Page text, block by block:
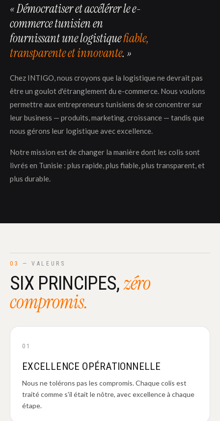
« Démocratiser et accélérer le e-
commerce tunisien en
fournissant une logistiquefiable,
transparente et innovante. »
Chez INTIGO, nous croyons que la logistique ne devrait pas
être un goulot d'étranglement du e-commerce. Nous voulons
permettre aux entrepreneurs tunisiens de se concentrer sur
leur business — produits, marketing, croissance — tandis que
nous gérons leur logistique avec excellence.
Notre mission est de changer la manière dont les colis sont
livrés en Tunisie : plus rapide, plus fiable, plus transparent, et
plus durable.
03 — VALEURS
SIX PRINCIPES,zéro
compromis.
01
EXCELLENCE OPÉRATIONNELLE
Nous ne tolérons pas les compromis. Chaque colis est
traité comme s'il était le nôtre, avec excellence à chaque
étape.